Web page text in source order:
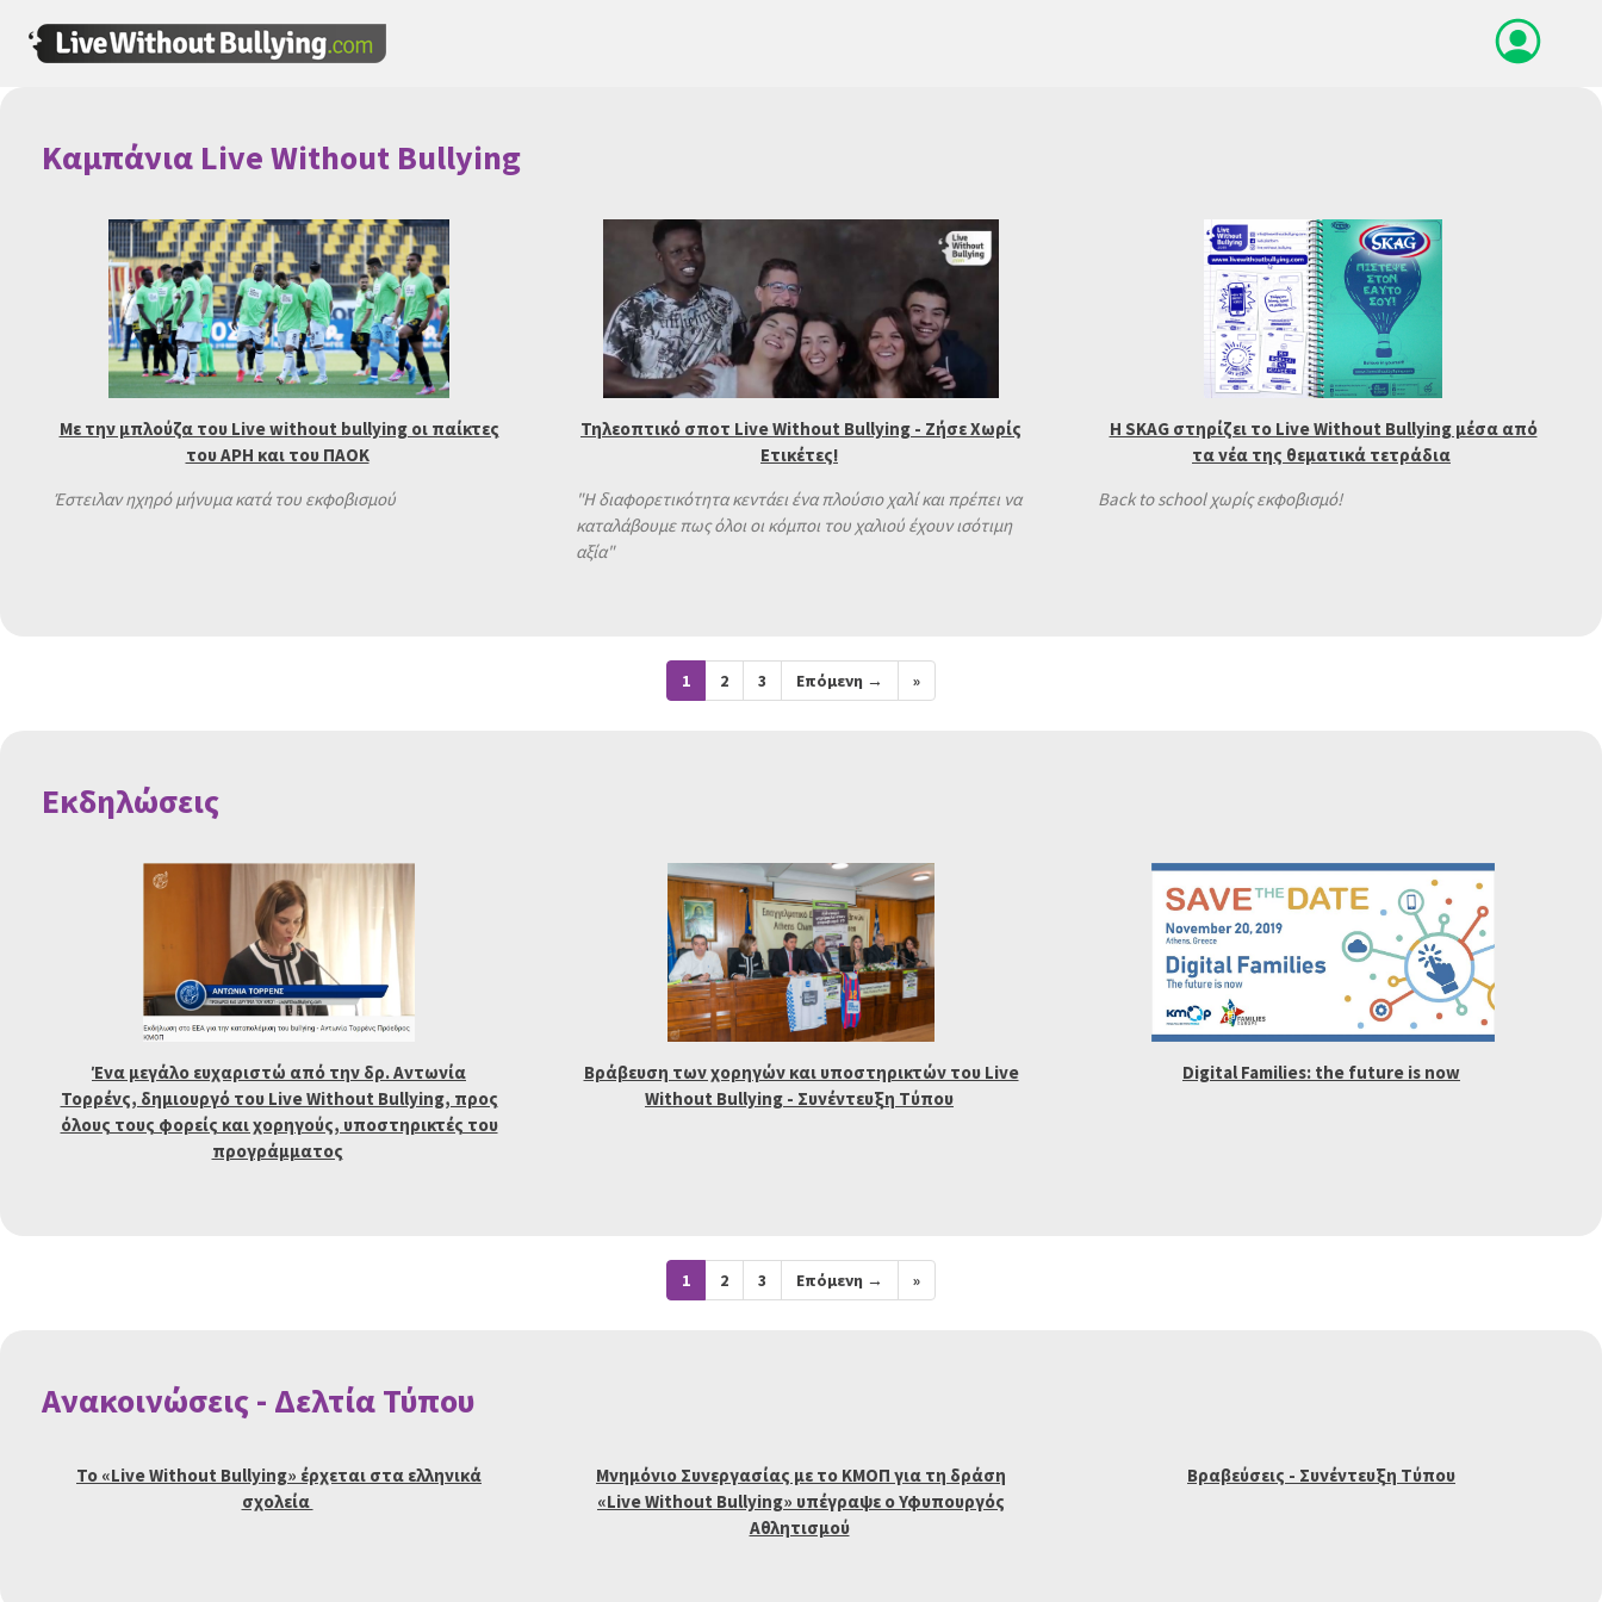
Καμπάνια Live Without Bullying
Με την μπλούζα του Live without bullying οι παίκτες
του ΑΡΗ και του ΠΑΟΚ
Έστειλαν ηχηρό μήνυμα κατά του εκφοβισμού
Τηλεοπτικό σποτ Live Without Bullying - Ζήσε Χωρίς
Ετικέτες!
"Η διαφορετικότητα κεντάει ένα πλούσιο χαλί και πρέπει να
καταλάβουμε πως όλοι οι κόμποι του χαλιού έχουν ισότιμη
αξία"
Η SKAG στηρίζει το Live Without Bullying μέσα από
τα νέα της θεματικά τετράδια
Back to school χωρίς εκφοβισμό!
1 2 3 Επόμενη → »
Εκδηλώσεις
Ένα μεγάλο ευχαριστώ από την δρ. Αντωνία
Τορρένς, δημιουργό του Live Without Bullying, προς
όλους τους φορείς και χορηγούς, υποστηρικτές του
προγράμματος
Βράβευση των χορηγών και υποστηρικτών του Live
Without Bullying - Συνέντευξη Τύπου
Digital Families: the future is now
1 2 3 Επόμενη → »
Ανακοινώσεις - Δελτία Τύπου
Το «Live Without Bullying» έρχεται στα ελληνικά
σχολεία
Μνημόνιο Συνεργασίας με το ΚΜΟΠ για τη δράση
«Live Without Bullying» υπέγραψε ο Υφυπουργός
Αθλητισμού
Βραβεύσεις - Συνέντευξη Τύπου